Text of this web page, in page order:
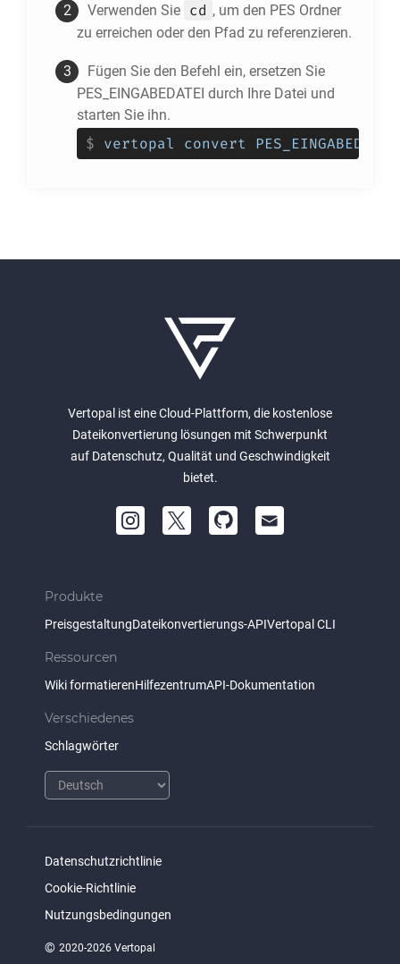
Verwenden Sie cd , um den PES Ordner
zu erreichen oder den Pfad zu referenzieren.
Fügen Sie den Befehl ein, ersetzen Sie
PES_EINGABEDATEI durch Ihre Datei und
starten Sie ihn.
$ vertopal convert
Vertopal ist eine Cloud-Plattform, die kostenlose
Dateikonvertierung lösungen mit Schwerpunkt
auf Datenschutz, Qualität und Geschwindigkeit
bietet.
Produkte
PreisgestaltungDateikonvertierungs-APIVertopal CLI
Ressourcen
Wiki formatierenHilfezentrumAPI-Dokumentation
Verschiedenes
Schlagwörter
Datenschutzrichtlinie
Cookie-Richtlinie
Nutzungsbedingungen
© 2020-2026 Vertopal